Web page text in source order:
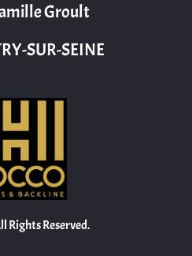
Groult
SUR-SEINE
Rights Reserved.